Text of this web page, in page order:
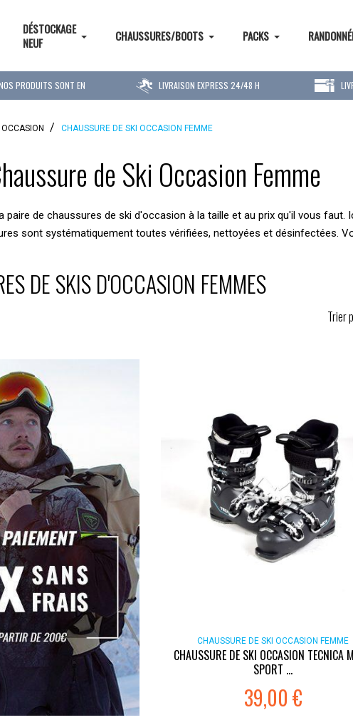
DÉSTOCKAGE
NEUF
CHAUSSURES/BOOTS PACKS
PRODUITS SONT EN LIVRAISON EXPRESS 24/48 H
CHAUSSURE DE SKI OCCASION FEMME
de Ski Occasion Femme
paire de chaussures de ski d'occasion à la taille et au prix qu'il vous
sont systématiquement toutes vérifiées, nettoyées et désinfectées.
DE SKIS D'OCCASION FEMMES
Trier
CHAUSSURE DE SKI OCCASION FEMME
CHAUSSURE DE SKI OCCASION TECNICA
SPORT ...
39,00 €